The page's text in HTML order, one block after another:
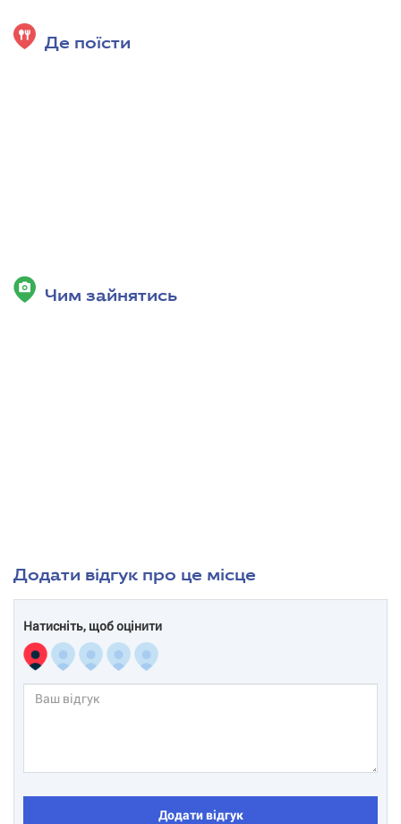
Де поїсти
Чим зайнятись
Додати відгук про це місце
Натисніть, щоб оцінити
Додати відгук